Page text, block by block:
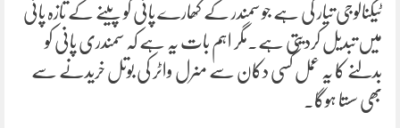
ٹیکنالوجی تیار کی ہے جو سمندر کے کھارے پانی کو پینے کے تازہ پانی
میں تبدیل کردیتی ہے۔مگر اہم بات یہ ہے کہ سمندری پانی کو
بدلنے کا یہ عمل کسی دکان سے منرل واٹر کی بوتل خریدنے سے
بھی سستا ہوگا۔